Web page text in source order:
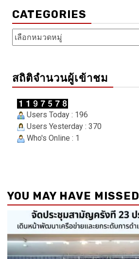
CATEGORIES
Categories
สถิติจำนวนผู้เข้าชม
Users Today : 196
Users Yesterday : 370
Who's Online : 1
YOU MAY HAVE MISSED